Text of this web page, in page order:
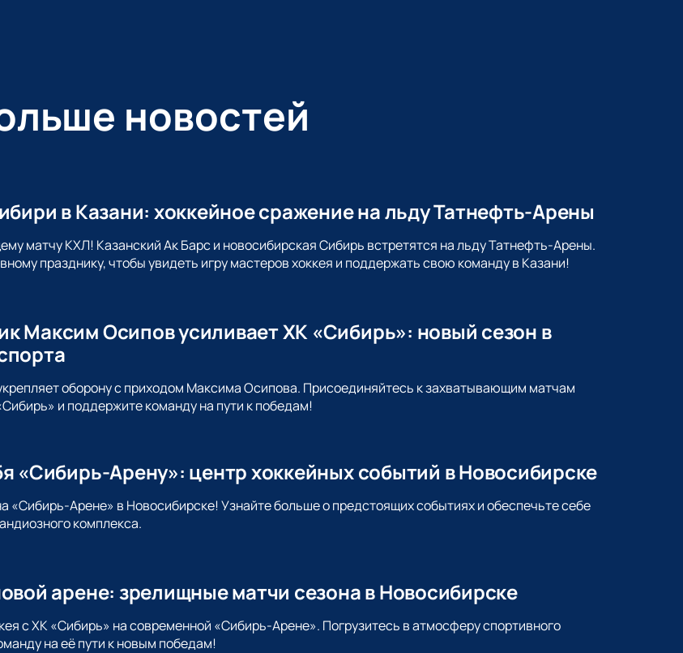
новостей
в Казани: хоккейное сражение на льду Татнефть-Арены
матчу КХЛ! Казанский Ак Барс и новосибирская Сибирь встретятся на льду Татнефть-Арены.
празднику, чтобы увидеть игру мастеров хоккея и поддержать свою команду в Казани!
Максим Осипов усиливает ХК «Сибирь»: новый сезон в
оборону с приходом Максима Осипова. Присоединяйтесь к захватывающим матчам
и поддержите команду на пути к победам!
«Сибирь-Арену»: центр хоккейных событий в Новосибирске
«Сибирь-Арене» в Новосибирске! Узнайте больше о предстоящих событиях и обеспечьте себе
комплекса.
арене: зрелищные матчи сезона в Новосибирске
с ХК «Сибирь» на современной «Сибирь-Арене». Погрузитесь в атмосферу спортивного
на её пути к новым победам!